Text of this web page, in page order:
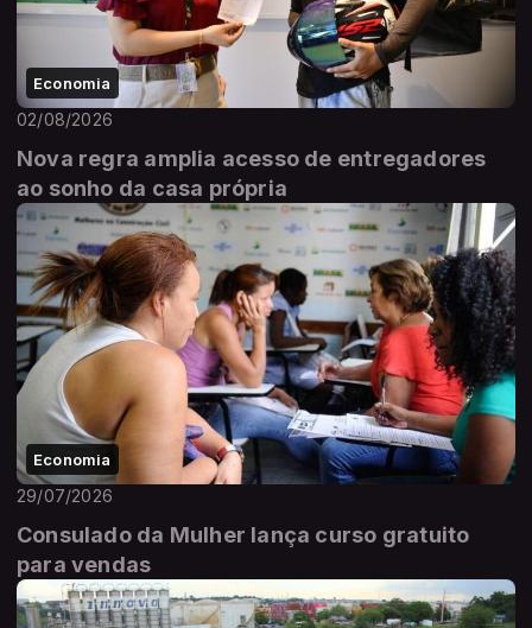
Economia
02/08/2026
Nova regra amplia acesso de entregadores
ao sonho da casa própria
Economia
29/07/2026
Consulado da Mulher lança curso gratuito
para vendas